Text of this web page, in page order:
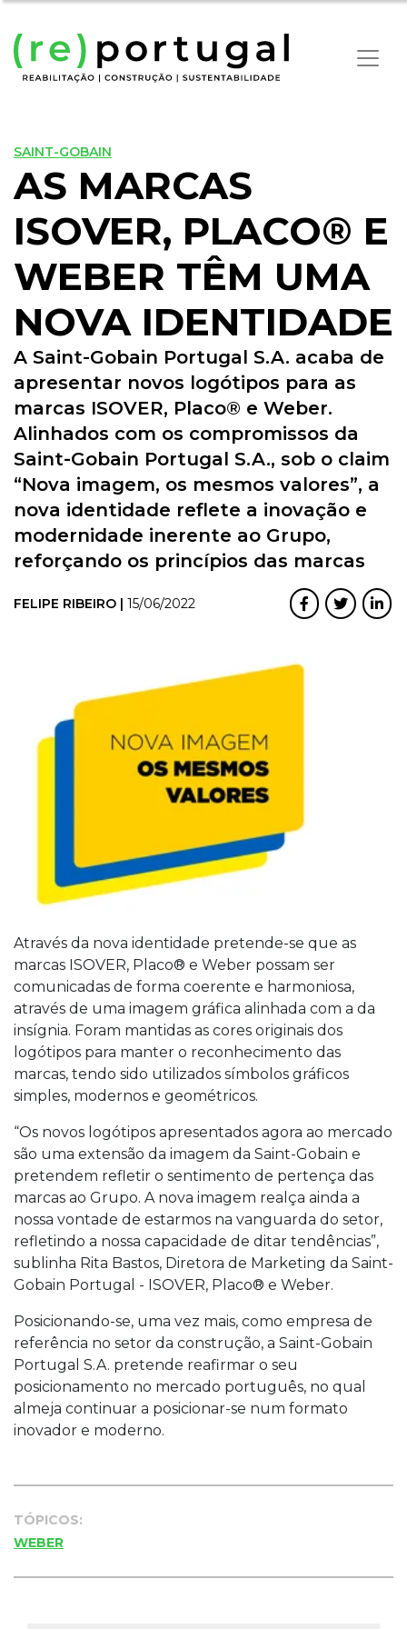
SAINT-GOBAIN
AS MARCAS
ISOVER, PLACO® E
WEBER TÊM UMA
NOVA IDENTIDADE
A Saint-Gobain Portugal S.A. acaba de
apresentar novos logótipos para as
marcas ISOVER, Placo® e Weber.
Alinhados com os compromissos da
Saint-Gobain Portugal S.A., sob o claim
“Nova imagem, os mesmos valores”, a
nova identidade reflete a inovação e
modernidade inerente ao Grupo,
reforçando os princípios das marcas
FELIPE RIBEIRO | 15/06/2022
Através da nova identidade pretende-se que as
marcas ISOVER, Placo® e Weber possam ser
comunicadas de forma coerente e harmoniosa,
através de uma imagem gráfica alinhada com a da
insígnia. Foram mantidas as cores originais dos
logótipos para manter o reconhecimento das
marcas, tendo sido utilizados símbolos gráficos
simples, modernos e geométricos.
“Os novos logótipos apresentados agora ao mercado
são uma extensão da imagem da Saint-Gobain e
pretendem refletir o sentimento de pertença das
marcas ao Grupo. A nova imagem realça ainda a
nossa vontade de estarmos na vanguarda do setor,
refletindo a nossa capacidade de ditar tendências”,
sublinha Rita Bastos, Diretora de Marketing da Saint-
Gobain Portugal - ISOVER, Placo® e Weber.
Posicionando-se, uma vez mais, como empresa de
referência no setor da construção, a Saint-Gobain
Portugal S.A. pretende reafirmar o seu
posicionamento no mercado português, no qual
almeja continuar a posicionar-se num formato
inovador e moderno.
TÓPICOS:
WEBER